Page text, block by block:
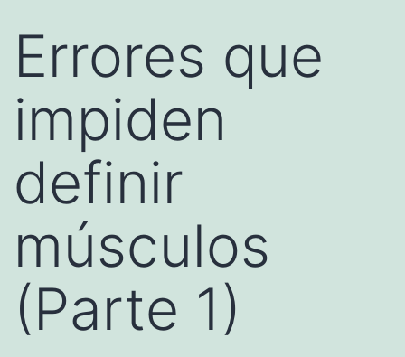
Errores que
impiden
definir
músculos
(Parte 1)